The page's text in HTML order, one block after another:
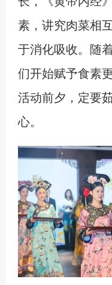
素，讲究肉菜相
于消化吸收。随
们开始赋予食素
活动前夕，定要
心。